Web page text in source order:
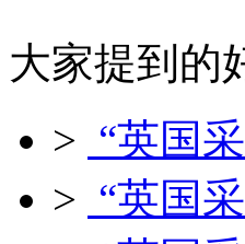
大家提到的
> “英国
> “英国